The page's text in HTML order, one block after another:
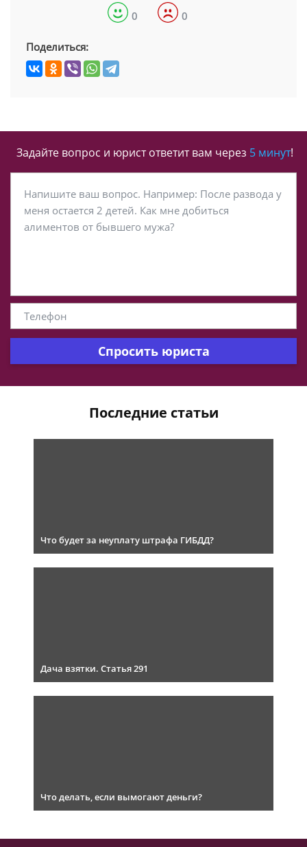
0 0
Поделиться:
Задайте вопрос и юрист ответит вам через 5 минут!
Спросить юриста
Последние статьи
Что будет за неуплату штрафа ГИБДД?
Дача взятки. Статья 291
Что делать, если вымогают деньги?